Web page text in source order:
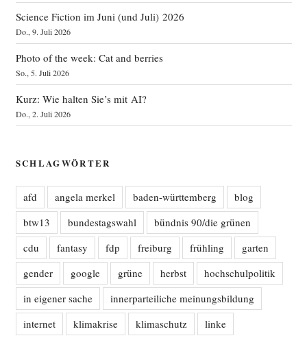
Science Fiction im Juni (und Juli) 2026
Do., 9. Juli 2026
Photo of the week: Cat and berries
So., 5. Juli 2026
Kurz: Wie halten Sie’s mit AI?
Do., 2. Juli 2026
SCHLAGWÖRTER
afd angela merkel baden-württemberg
blog
btw13
bundestagswahl
bündnis 90/die grünen
cdu
fantasy fdp freiburg frühling
garten
gender
google grüne herbst
hochschulpolitik
in eigener sache
innerparteiliche meinungsbildung
internet
klimakrise klimaschutz linke